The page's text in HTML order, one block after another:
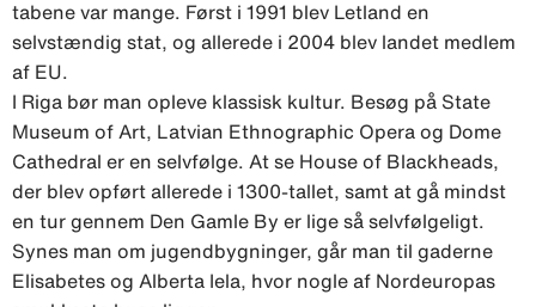
tabene var mange. Først i 1991 blev Letland en
selvstændig stat, og allerede i 2004 blev landet medlem
af EU.
I Riga bør man opleve klassisk kultur. Besøg på State
Museum of Art, Latvian Ethnographic Opera og Dome
Cathedral er en selvfølge. At se House of Blackheads,
der blev opført allerede i 1300-tallet, samt at gå mindst
en tur gennem Den Gamle By er lige så selvfølgeligt.
Synes man om jugendbygninger, går man til gaderne
Elisabetes og Alberta Iela, hvor nogle af Nordeuropas